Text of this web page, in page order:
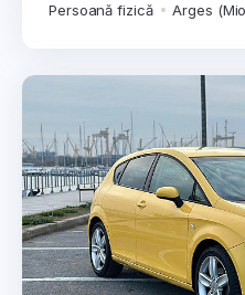
Persoană fizică
Arges